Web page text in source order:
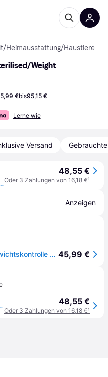
/Heimausstattung/Haustiere
Weight
€bis95,15 €
Lerne wie
Versand
Control Huhn Katzenfutter 10 kg
48,55 €
Oder 3 Zahlungen von 16,18 €¹
Anzeigen
EUKANUBA Katze sterilisiert Gewichtskontrolle 10 kg 45,99 €
Katzenfutter 10 kg 48,55 €
Oder 3 Zahlungen von 16,18 €¹